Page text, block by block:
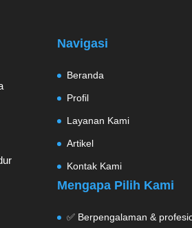
Navigasi
Beranda
Profil
Layanan Kami
Artikel
Kontak Kami
Mengapa Pilih Kami
✅ Berpengalaman &